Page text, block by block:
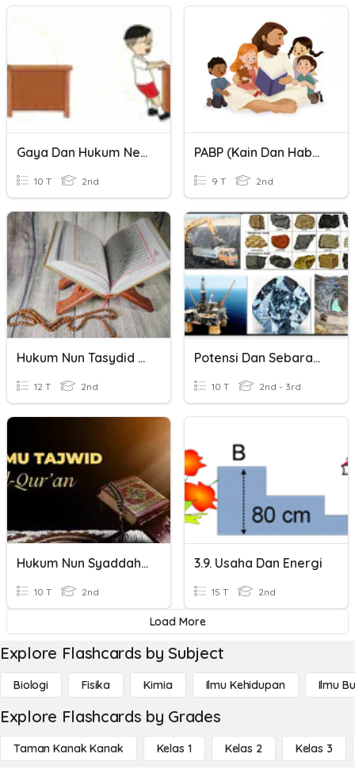
Gaya Dan Hukum Newton (Dewi Kurnia)
10 T 2nd
PABP (Kain Dan Habel_Nabi Nuh)
9 T 2nd
Hukum Nun Tasydid Dan Mim Tasydid
12 T 2nd
Potensi Dan Sebaran SDA - Pertambangan
10 T 2nd - 3rd
Hukum Nun Syaddah Dan Mim Syaddah
10 T 2nd
3.9. Usaha Dan Energi
15 T 2nd
Load More
Explore Flashcards by Subject
Biologi Fisika Kimia Ilmu Kehidupan Ilmu
Explore Flashcards by Grades
Taman Kanak Kanak Kelas 1 Kelas 2 Kelas 3